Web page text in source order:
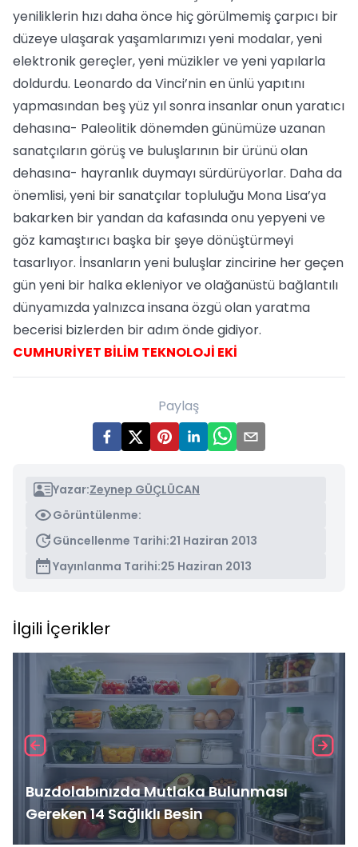
yeniliklerin hızı daha önce hiç görülmemiş çarpıcı bir
düzeye ulaşarak yaşamlarımızı yeni modalar, yeni
elektronik gereçler, yeni müzikler ve yeni yapılarla
doldurdu. Leonardo da Vinci’nin en ünlü yapıtını
yapmasından beş yüz yıl sonra insanlar onun yaratıcı
dehasına- Paleolitik dönemden günümüze uzanan
sanatçıların görüş ve buluşlarının bir ürünü olan
dehasına- hayranlık duymayı sürdürüyorlar. Daha da
önemlisi, yeni bir sanatçılar topluluğu Mona Lisa’ya
bakarken bir yandan da kafasında onu yepyeni ve
göz kamaştırıcı başka bir şeye dönüştürmeyi
tasarlıyor. İnsanların yeni buluşlar zincirine her geçen
gün yeni bir halka ekleniyor ve olağanüstü bağlantılı
dünyamızda yalnızca insana özgü olan yaratma
becerisi bizlerden bir adım önde gidiyor.
CUMHURİYET BİLİM TEKNOLOJİ EKİ
Paylaş
Yazar:Zeynep GÜÇLÜCAN
Görüntülenme:
Güncellenme Tarihi:21 Haziran 2013
Yayınlanma Tarihi:25 Haziran 2013
İlgili İçerikler
Buzdolabınızda Mutlaka Bulunması
Gereken 14 Sağlıklı Besin